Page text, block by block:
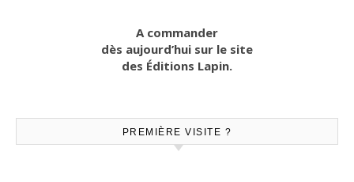
A commander
dès aujourd’hui sur le site
des Éditions Lapin.
PREMIÈRE VISITE ?